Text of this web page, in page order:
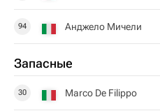
94 Анджело Мичели
Запасные
30 Marco De Filippo